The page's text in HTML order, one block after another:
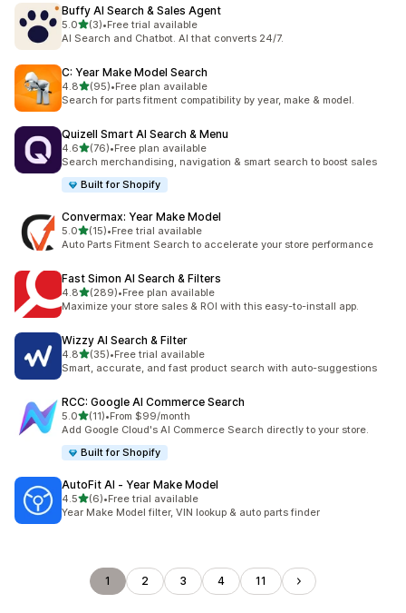
Buffy AI Search & Sales Agent
5.0별 5개 중
(3)
총 리뷰 3개
•Free trial available
AI Search and Chatbot. AI that converts 24/7.
C: Year Make Model Search
4.8별 5개 중
(95)
총 리뷰 95개
•Free plan available
Search for parts fitment compatibility by year, make & model.
Quizell Smart AI Search & Menu
4.6별 5개 중
(76)
총 리뷰 76개
•Free plan available
Search merchandising, navigation & smart search to boost sales
Built for Shopify
Convermax: Year Make Model
5.0별 5개 중
(15)
총 리뷰 15개
•Free trial available
Auto Parts Fitment Search to accelerate your store performance
Fast Simon AI Search & Filters
4.8별 5개 중
(289)
총 리뷰 289개
•Free plan available
Maximize your store sales & ROI with this easy-to-install app.
Wizzy AI Search & Filter
4.8별 5개 중
(35)
총 리뷰 35개
•Free trial available
Smart, accurate, and fast product search with auto-suggestions
RCC: Google AI Commerce Search
5.0별 5개 중
(11)
총 리뷰 11개
•From $99/month
Add Google Cloud's AI Commerce Search directly to your store.
Built for Shopify
AutoFit AI ‑ Year Make Model
4.5별 5개 중
(6)
총 리뷰 6개
•Free trial available
Year Make Model filter, VIN lookup & auto parts finder
1 2 3 4 11